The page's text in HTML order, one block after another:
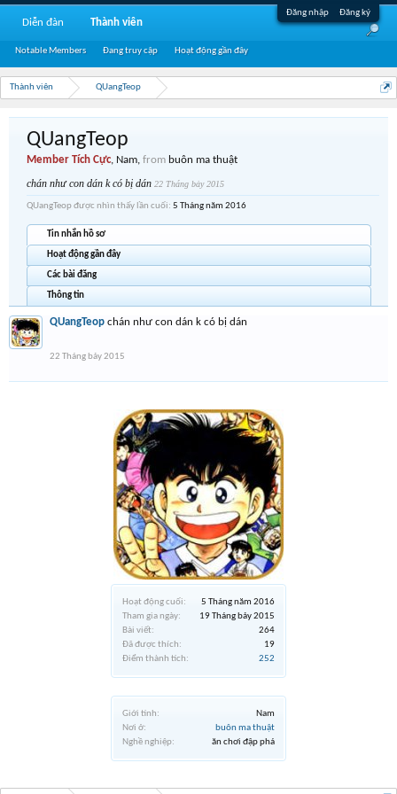
Đăng nhập Đăng ký
Thành viên QUangTeop
Hoạt động cuối:
5 Tháng năm 2016
Tham gia ngày:
19 Tháng bảy 2015
Bài viết:
264
Đã được thích:
19
Điểm thành tích:
252
Giới tính:
Nam
Nơi ở:
buôn ma thuật
Nghề nghiệp:
ăn chơi đập phá
QUangTeop
Member Tích Cực, Nam, from buôn ma thuật
chán như con dán k có bị dán 22 Tháng bảy 2015
QUangTeop được nhìn thấy lần cuối: 5 Tháng năm 2016
Tin nhắn hồ sơ
Hoạt động gần đây
Các bài đăng
Thông tin
QUangTeop chán như con dán k có bị dán
22 Tháng bảy 2015
Diễn đàn Thành viên
Notable Members Đang truy cập Hoạt động gần đây